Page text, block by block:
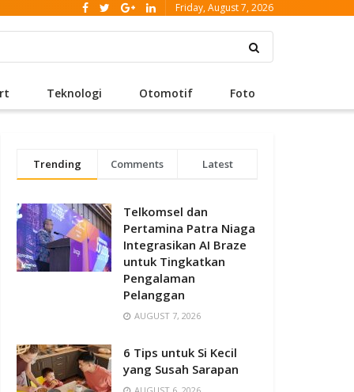
Friday, August 7, 2026
Teknologi Otomotif Foto
Trending Comments Latest
Telkomsel dan
Pertamina Patra Niaga
Integrasikan AI Braze
untuk Tingkatkan
Pengalaman
Pelanggan
AUGUST 7, 2026
6 Tips untuk Si Kecil
yang Susah Sarapan